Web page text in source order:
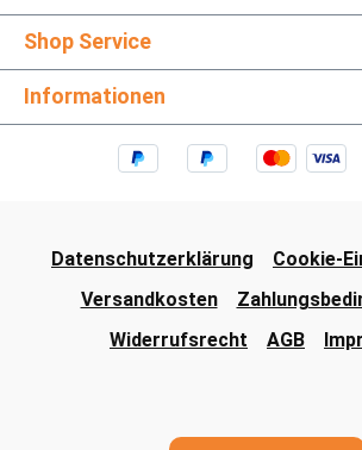
Shop Service
Informationen
Datenschutzerklärung
Cookie-
Versandkosten
Widerrufsrecht
AGB